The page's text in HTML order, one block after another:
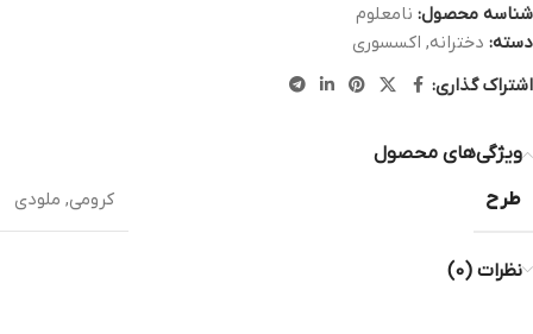
شناسه محصول: نامعلوم
دسته: دخترانه, اکسسوری
اشتراک گذاری:
ویژگی‌های محصول
طرح
کرومی, ملودی
نظرات (0)